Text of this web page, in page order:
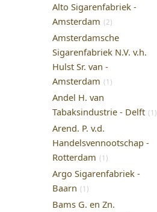
Alto Sigarenfabriek -
Amsterdam (2)
Amsterdamsche
Sigarenfabriek N.V. v.h.
Hulst Sr. van -
Amsterdam (1)
Andel H. van
Tabaksindustrie - Delft (1)
Arend. P. v.d.
Handelsvennootschap -
Rotterdam (1)
Argo Sigarenfabriek -
Baarn (1)
Bams G. en Zn.